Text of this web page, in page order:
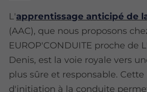
L'apprentissage anticipé de
(AAC), que nous proposons
EUROP'CONDUITE proche de
Denis, est la voie royale vers
plus sûre et responsable.
d'initiation à la conduite